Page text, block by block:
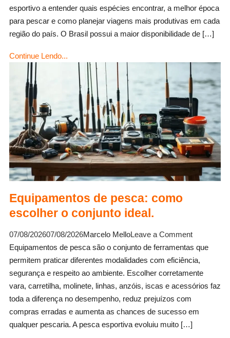
Brasil:
conheça
as
melhores
peixes.
esportivo a entender quais espécies encontrar, a melhor época
para pescar e como planejar viagens mais produtivas em cada
região do país. O Brasil possui a maior disponibilidade de […]
Continue Lendo...
Equipamentos de pesca: como
escolher o conjunto ideal.
07/08/202607/08/2026Marcelo MelloLeave a Commenton
de
pesca:
como
o
conjunto
Equipamentos de pesca são o conjunto de ferramentas que
permitem praticar diferentes modalidades com eficiência,
segurança e respeito ao ambiente. Escolher corretamente
vara, carretilha, molinete, linhas, anzóis, iscas e acessórios faz
toda a diferença no desempenho, reduz prejuízos com
compras erradas e aumenta as chances de sucesso em
qualquer pescaria. A pesca esportiva evoluiu muito […]